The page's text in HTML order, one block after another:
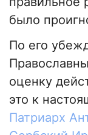
было
По его
оценку
это к
Патриарх